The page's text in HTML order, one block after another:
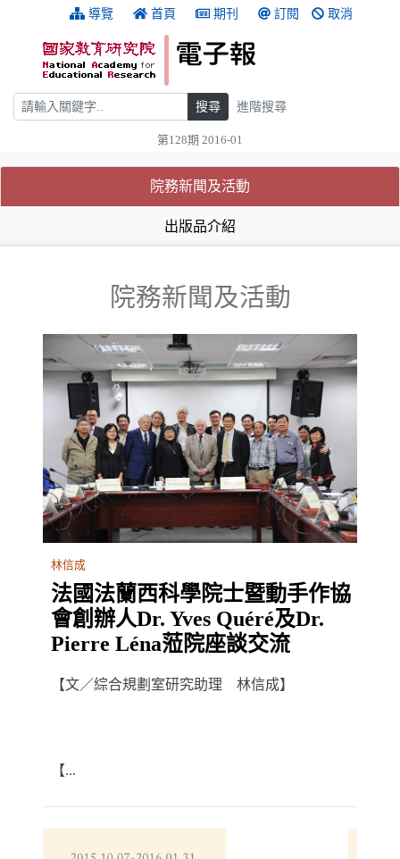
跳到主要內容 導覽 首頁 期刊 訂閱 取消
搜尋 搜尋 進階搜尋
第128期 2016-01
:::
院務新聞及活動
出版品介紹
院務新聞及活動
林信成
法國法蘭西科學院士暨動手作協
會創辦人Dr. Yves Quéré及Dr.
Pierre Léna蒞院座談交流
【文／綜合規劃室研究助理 林信成】
【...